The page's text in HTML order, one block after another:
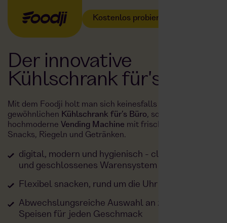
Kostenlos probieren
Der innovative
Kühlschrank für's Büro
Mit dem Foodji holt man sich keinesfalls einen
gewöhnlichen Kühlschrank für's Büro, sondern eine
hochmoderne Vending Machine mit frischen Gerichten,
Snacks, Riegeln und Getränken.
digital, modern und hygienisch - cleaner Look
und geschlossenes Warensystem
Flexibel snacken, rund um die Uhr verfügbar
Abwechslungsreiche Auswahl an zahlreichen
Speisen für jeden Geschmack